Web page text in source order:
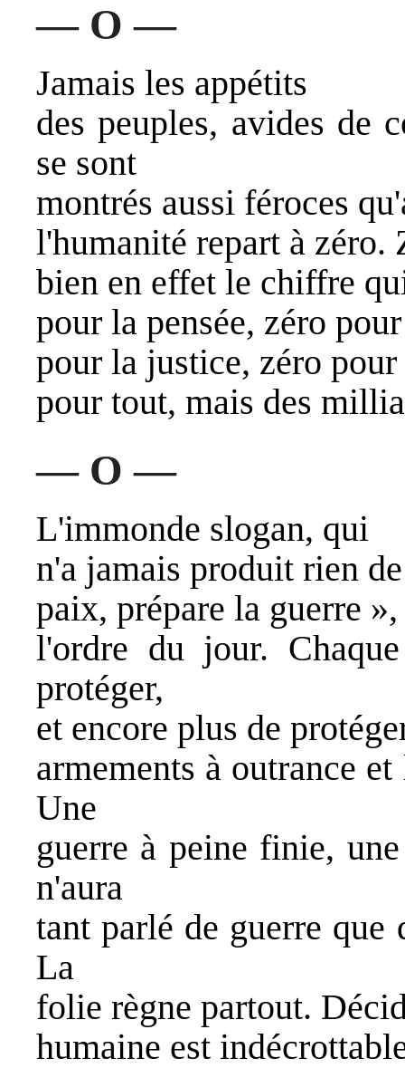
— O —
Jamais les appétits
des peuples, avides de
se sont
montrés aussi féroces
l'humanité repart à zéro.
bien en effet le chiffre
pour la pensée, zéro
pour la justice, zéro
pour tout, mais des
— O —
L'immonde slogan, qui
n'a jamais produit rien
paix, prépare la guerre
l'ordre du jour.
protéger,
et encore plus de
armements à outrance
Une
guerre à peine finie,
n'aura
tant parlé de guerre que
La
folie règne partout.
humaine est